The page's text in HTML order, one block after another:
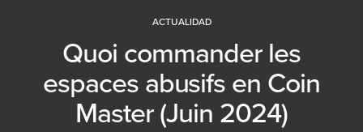
ACTUALIDAD
Quoi commander les
espaces abusifs en Coin
Master (Juin 2024)